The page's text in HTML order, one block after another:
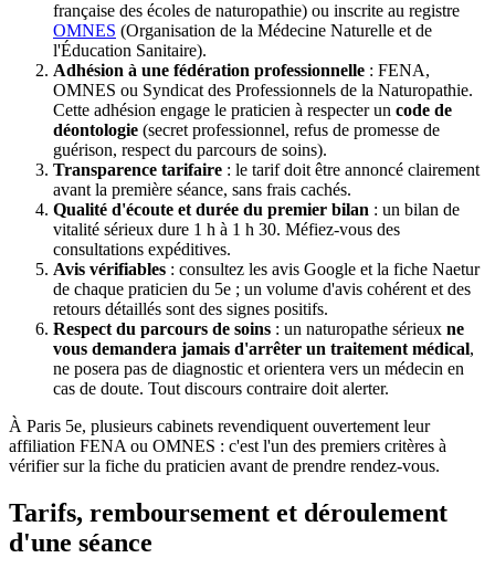
française des écoles de naturopathie) ou inscrite au registre
OMNES (Organisation de la Médecine Naturelle et de
l'Éducation Sanitaire).
Adhésion à une fédération professionnelle : FENA,
OMNES ou Syndicat des Professionnels de la Naturopathie.
Cette adhésion engage le praticien à respecter un code de
déontologie (secret professionnel, refus de promesse de
guérison, respect du parcours de soins).
Transparence tarifaire : le tarif doit être annoncé clairement
avant la première séance, sans frais cachés.
Qualité d'écoute et durée du premier bilan : un bilan de
vitalité sérieux dure 1 h à 1 h 30. Méfiez-vous des
consultations expéditives.
Avis vérifiables : consultez les avis Google et la fiche Naetur
de chaque praticien du 5e ; un volume d'avis cohérent et des
retours détaillés sont des signes positifs.
Respect du parcours de soins : un naturopathe sérieux ne
vous demandera jamais d'arrêter un traitement médical,
ne posera pas de diagnostic et orientera vers un médecin en
cas de doute. Tout discours contraire doit alerter.
À Paris 5e, plusieurs cabinets revendiquent ouvertement leur
affiliation FENA ou OMNES : c'est l'un des premiers critères à
vérifier sur la fiche du praticien avant de prendre rendez-vous.
Tarifs, remboursement et déroulement
d'une séance